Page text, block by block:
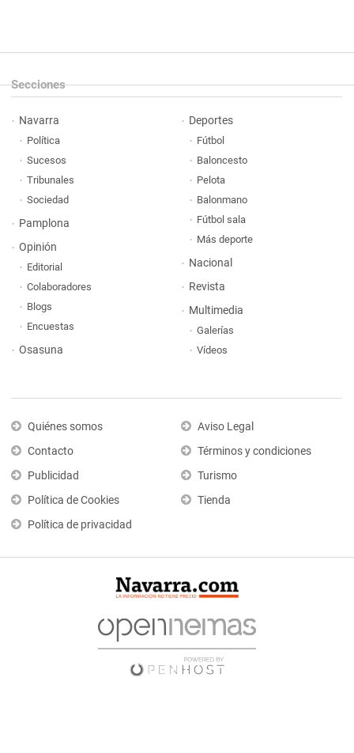
Secciones
Navarra
Política
Sucesos
Tribunales
Sociedad
Pamplona
Opinión
Editorial
Colaboradores
Blogs
Encuestas
Osasuna
Deportes
Fútbol
Baloncesto
Pelota
Balonmano
Fútbol sala
Más deporte
Nacional
Revista
Multimedia
Galerías
Vídeos
Quiénes somos
Contacto
Publicidad
Política de Cookies
Política de privacidad
Aviso Legal
Términos y condiciones
Turismo
Tienda